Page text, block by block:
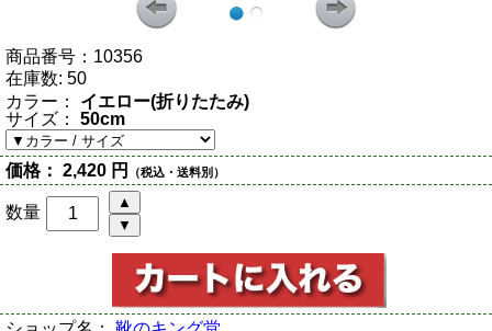
商品番号： 10356
在庫数: 50
カラー：
イエロー(折りたたみ)
サイズ：
50cm
価格： 2,420 円 （税込・送料別）
数量